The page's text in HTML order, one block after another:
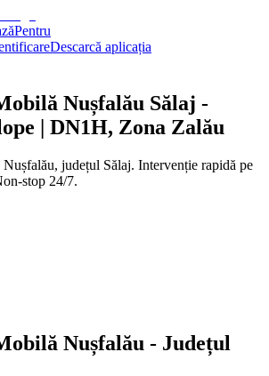
Pentru
Descarcă aplicația
Nușfalău Sălaj -
| DN1H, Zona Zalău
județul Sălaj. Intervenție rapidă pe
stop 24/7.
Nușfalău - Județul